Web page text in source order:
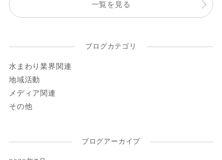
一覧を見る
ブログカテゴリ
水まわり業界関連
地域活動
メディア関連
その他
ブログアーカイブ